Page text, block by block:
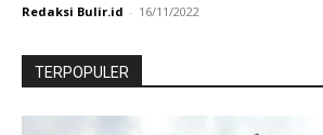
Redaksi Bulir.id - 16/11/2022
TERPOPULER